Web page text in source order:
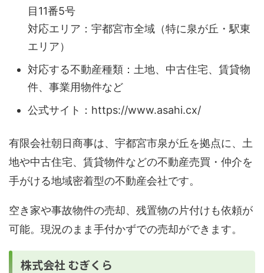
目11番5号
対応エリア：宇都宮市全域（特に泉が丘・駅東
エリア）
対応する不動産種類：土地、中古住宅、賃貸物
件、事業用物件など
公式サイト：https://www.asahi.cx/
有限会社朝日商事は、宇都宮市泉が丘を拠点に、土
地や中古住宅、賃貸物件などの不動産売買・仲介を
手がける地域密着型の不動産会社です。
空き家や事故物件の売却、残置物の片付けも依頼が
可能。現況のまま手付かずでの売却ができます。
株式会社 むぎくら